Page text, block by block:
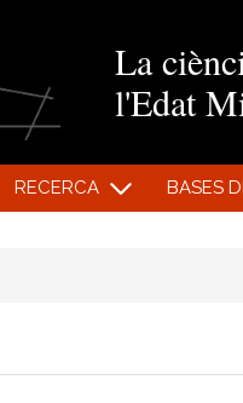
La
l'Edat
RECERCA BASES